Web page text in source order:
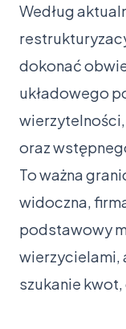
Według
dokonać
układowego
oraz
To ważna
widoczna,
podstawowy
wierzycielami,
szukanie